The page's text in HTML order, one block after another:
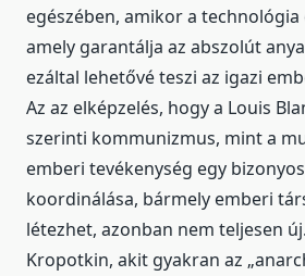
egészében, amikor a
amely garantálja az abszolút
ezáltal lehetővé teszi az igazi
Az az elképzelés, hogy a Louis
szerinti kommunizmus, mint a
emberi tevékenység egy
koordinálása, bármely emberi
létezhet, azonban nem teljesen
Kropotkin, akit gyakran az